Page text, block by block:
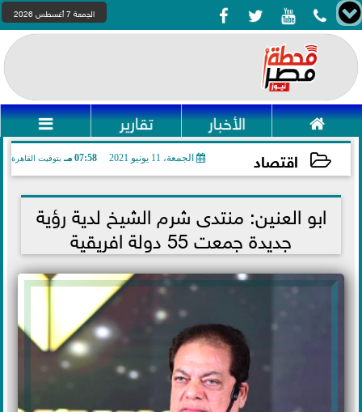
    الجمعة 7 أغسطس 2026
 الأخبار تقارير 
اقتصاد الجمعة، 11 يونيو 2021 07:58 مـ بتوقيت القاهرة
2021-06-11 19:58:11ابو العنين: منتدى شرم الشيخ لدية رؤية
جديدة جمعت 55 دولة افريقية